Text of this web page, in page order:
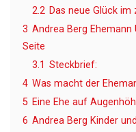
2.2 Das neue Glück
3 Andrea Berg Ehemann
Seite
3.1 Steckbrief:
4 Was macht der
5 Eine Ehe auf
6 Andrea Berg Kinder